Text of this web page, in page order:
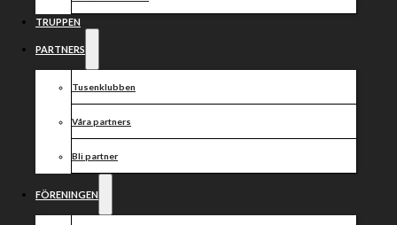
TRUPPEN
PARTNERS
Tusenklubben
Våra partners
Bli partner
FÖRENINGEN
VÄSTERVIK
TISDAG 6 JULI
KL. 19:00
MOTALA